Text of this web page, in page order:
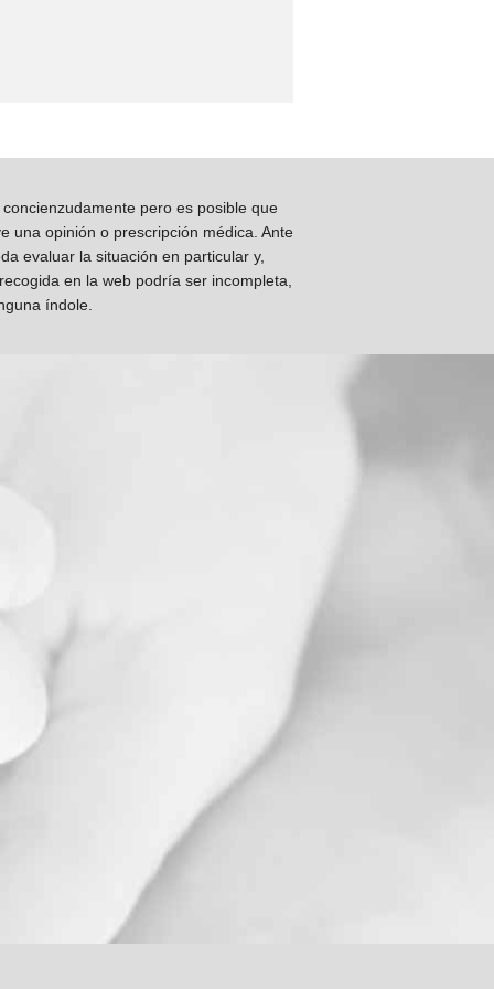
pero es posible que
una opinión o prescripción médica. Ante
evaluar la situación en particular y,
en la web podría ser incompleta,
índole.